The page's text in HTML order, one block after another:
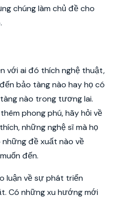
chúng làm chủ đề cho
với ai đó thích nghệ thuật,
bảo tàng nào hay họ có
nào trong tương lai.
phong phú, hãy hỏi về
những nghệ sĩ mà họ
những đề xuất nào về
đến.
luận về sự phát triển
Có những xu hướng mới